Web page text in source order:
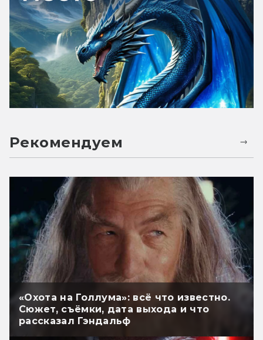
Рекомендуем
«Охота на Голлума»: всё что известно.
Сюжет, съёмки, дата выхода и что
рассказал Гэндальф